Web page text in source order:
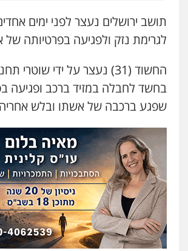
משרד עורכי דין חן ברוך
פלילי דיני תעבורה מעצרים
עו"ד קארין לגטיוי
פלילי פשיעה חמורה
משרד עורכי דין טאי שרקי
פלילי אסירים תעבורה
0547556464
עו"ד אילן אלימלך
פלילי פשיעה חמורה
תושב ירושלים נעצר לפני ימים
לגרימת נזק ולפגיעה בפרטיותה של
החשוד (31) נעצר על ידי
בחשד לחבלה במזיד ברכב ופגיעה
שפגע ברכבה של אשתו ובלש